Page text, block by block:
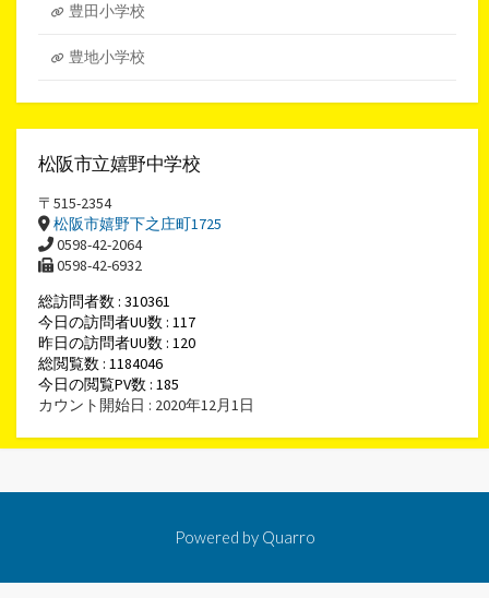
豊田小学校
豊地小学校
松阪市立嬉野中学校
〒515-2354
松阪市嬉野下之庄町1725
0598-42-2064
0598-42-6932
総訪問者数 : 310361
今日の訪問者UU数 : 117
昨日の訪問者UU数 : 120
総閲覧数 : 1184046
今日の閲覧PV数 : 185
カウント開始日 : 2020年12月1日
Powered by Quarro